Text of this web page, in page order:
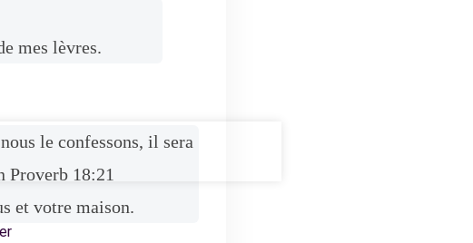
mes lèvres.
le confessons, il sera
Proverb 18:21
et votre maison.